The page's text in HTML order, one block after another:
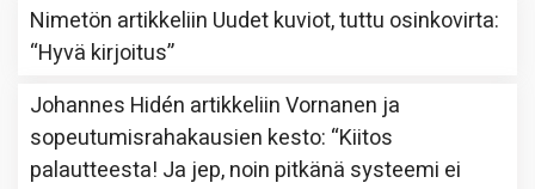
Nimetön artikkeliin Uudet kuviot, tuttu osinkovirta:
“Hyvä kirjoitus”
Johannes Hidén artikkeliinVornanen ja
sopeutumisrahakausien kesto: “Kiitos
palautteesta! Ja jep, noin pitkänä systeemi ei